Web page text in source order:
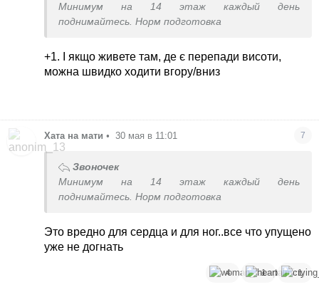
Минимум на 14 этаж каждый день
поднимайтесь. Норм подготовка
+1. І якщо живете там, де є перепади висоти,
можна швидко ходити вгору/вниз
Хата на мати • 30 мая в 11:01 7
Звоночек
Минимум на 14 этаж каждый день
поднимайтесь. Норм подготовка
Это вредно для сердца и для ног..все что упущено
уже не догнать
4 1 1